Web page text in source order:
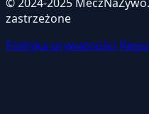
zastrzeżone
Polityka prywatności